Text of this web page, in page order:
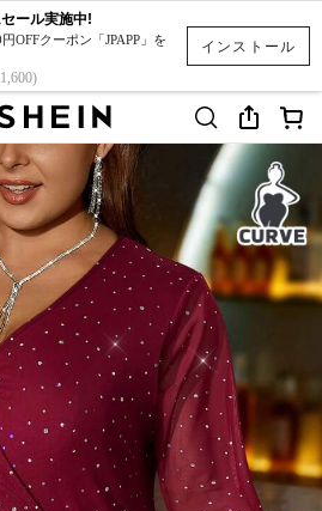
インストール
ール実施中!
OFFクーポン「JPAPP」を